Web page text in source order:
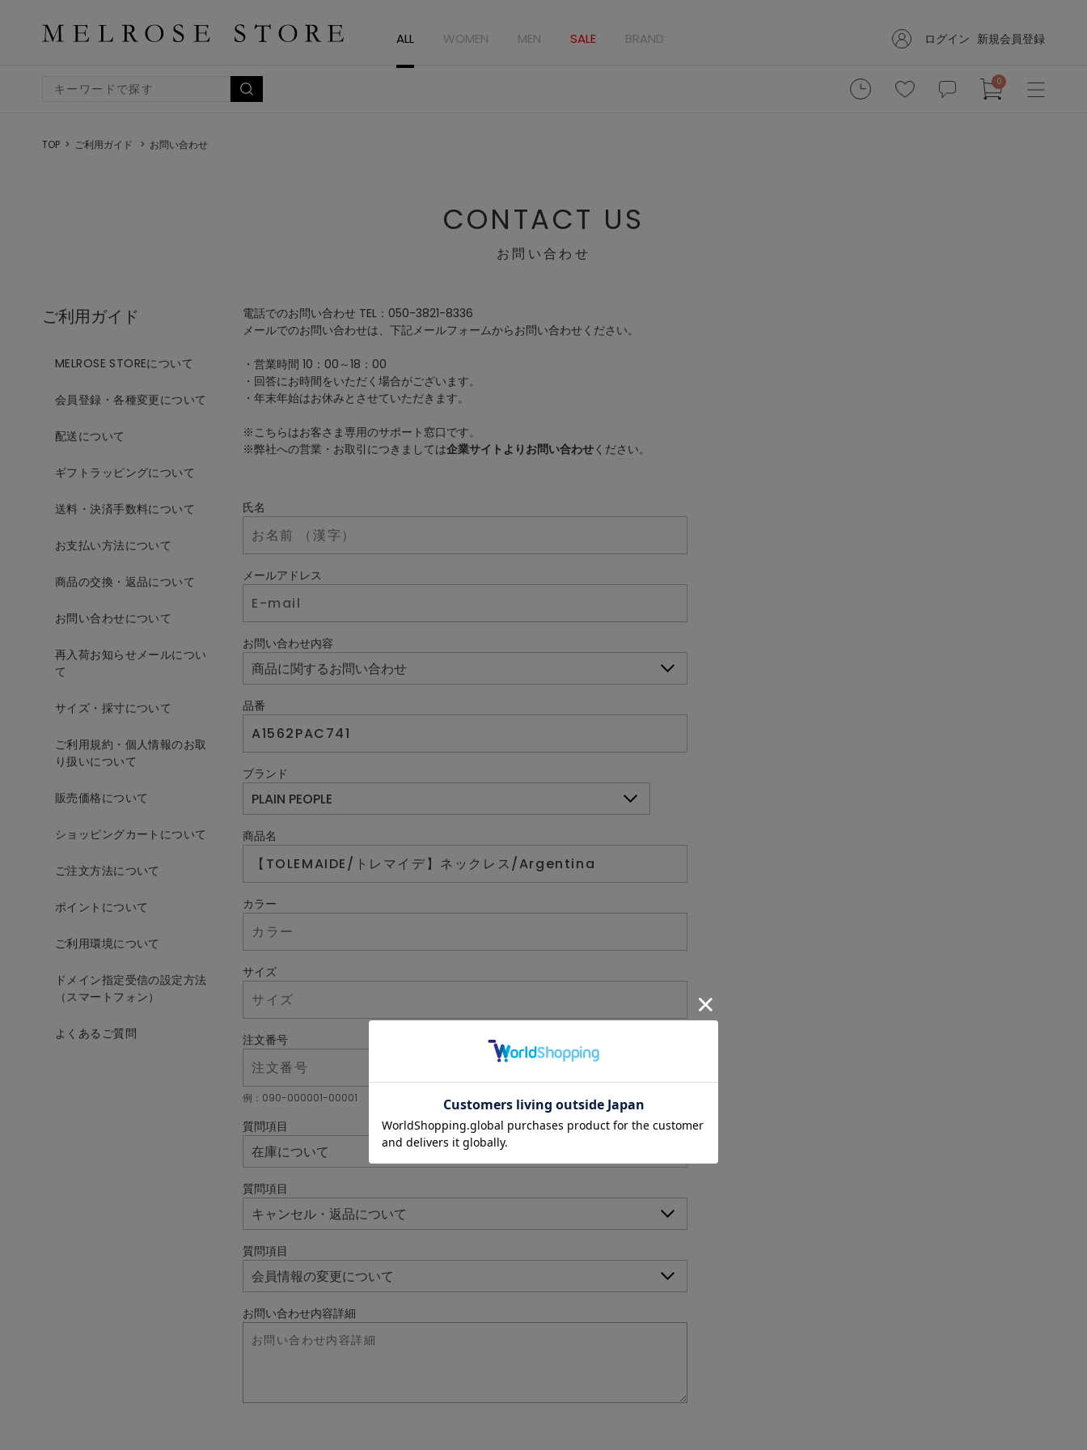
ALL WOMEN MEN SALE BRAND ログイン 新規会員登録
0
TOP ご利用ガイド お問い合わせ
CONTACT US
お問い合わせ
ご利用ガイド
MELROSE STOREについて
会員登録・各種変更について
配送について
ギフトラッピングについて
送料・決済手数料について
お支払い方法について
商品の交換・返品について
お問い合わせについて
再入荷お知らせメールについ
て
サイズ・採寸について
ご利用規約・個人情報のお取
り扱いについて
販売価格について
ショッピングカートについて
ご注文方法について
ポイントについて
ご利用環境について
ドメイン指定受信の設定方法
（スマートフォン）
よくあるご質問
電話でのお問い合わせ TEL：050-3821-8336
メールでのお問い合わせは、下記メールフォームからお問い合わせください。
・営業時間 10：00～18：00
・回答にお時間をいただく場合がございます。
・年末年始はお休みとさせていただきます。
※こちらはお客さま専用のサポート窓口です。
※弊社への営業・お取引につきましては企業サイトよりお問い合わせください。
氏名
メールアドレス
お問い合わせ内容
品番
ブランド
商品名
カラー
サイズ
注文番号
例：090-000001-00001
質問項目
質問項目
質問項目
お問い合わせ内容詳細